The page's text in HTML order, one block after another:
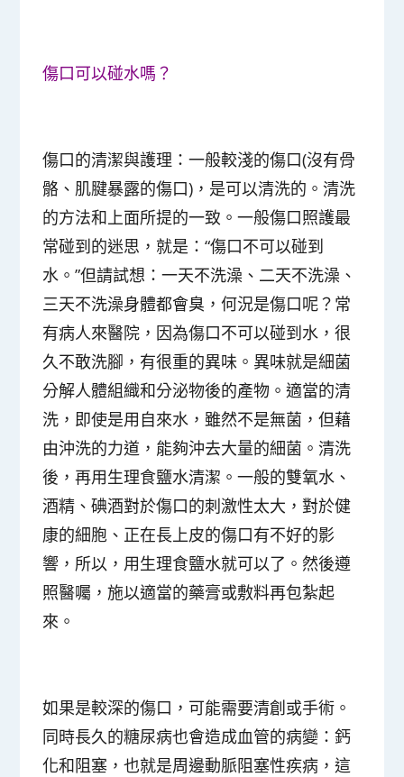
傷口可以碰水嗎？
傷口的清潔與護理：一般較淺的傷口(沒有骨
骼、肌腱暴露的傷口)，是可以清洗的。清洗
的方法和上面所提的一致。一般傷口照護最
常碰到的迷思，就是：“傷口不可以碰到
水。”但請試想：一天不洗澡、二天不洗澡、
三天不洗澡身體都會臭，何況是傷口呢？常
有病人來醫院，因為傷口不可以碰到水，很
久不敢洗腳，有很重的異味。異味就是細菌
分解人體組織和分泌物後的產物。適當的清
洗，即使是用自來水，雖然不是無菌，但藉
由沖洗的力道，能夠沖去大量的細菌。清洗
後，再用生理食鹽水清潔。一般的雙氧水、
酒精、碘酒對於傷口的刺激性太大，對於健
康的細胞、正在長上皮的傷口有不好的影
響，所以，用生理食鹽水就可以了。然後遵
照醫囑，施以適當的藥膏或敷料再包紮起
來。
如果是較深的傷口，可能需要清創或手術。
同時長久的糖尿病也會造成血管的病變：鈣
化和阻塞，也就是周邊動脈阻塞性疾病，這